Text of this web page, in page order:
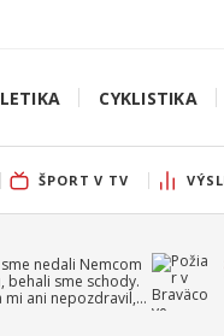
CYKLISTIKA
ŠPORT V TV
sme nedali Nemcom
behali sme schody.
mi ani nepozdravil,